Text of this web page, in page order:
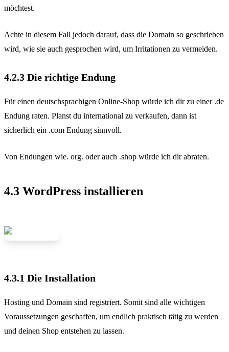
möchtest.
Achte in diesem Fall jedoch darauf, dass die Domain so geschrieben
wird, wie sie auch gesprochen wird, um Irritationen zu vermeiden.
4.2.3 Die richtige Endung
Für einen deutschsprachigen Online-Shop würde ich dir zu einer .de
Endung raten. Planst du international zu verkaufen, dann ist
sicherlich ein .com Endung sinnvoll.
Von Endungen wie. org. oder auch .shop würde ich dir abraten.
4.3 WordPress installieren
4.3.1 Die Installation
Hosting und Domain sind registriert. Somit sind alle wichtigen
Voraussetzungen geschaffen, um endlich praktisch tätig zu werden
und deinen Shop entstehen zu lassen.